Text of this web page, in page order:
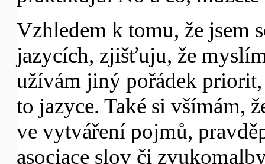
Vzhledem k tomu, že jsem
jazycích, zjišťuju, že
užívám jiný pořádek
to jazyce. Také si všímám,
ve vytváření pojmů,
asociace slov či